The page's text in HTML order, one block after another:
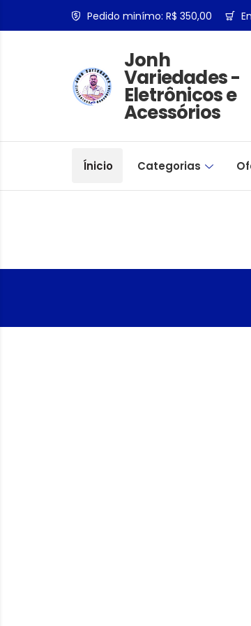
Pedido minímo: R$ 350,00
Jonh
Variedades -
Eletrônicos e
Acessórios
Ínicio Categorias